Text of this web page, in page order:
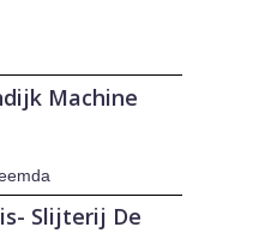
Machine
Slijterij De